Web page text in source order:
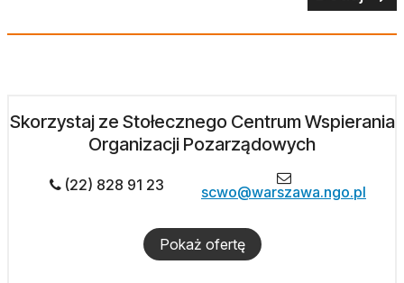
Skorzystaj ze Stołecznego Centrum Wspierania
Organizacji Pozarządowych
(22) 828 91 23 scwo@warszawa.ngo.pl
Pokaż ofertę